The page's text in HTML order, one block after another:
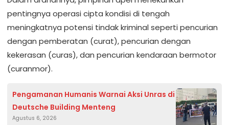
pentingnya operasi cipta kondisi di tengah
meningkatnya potensi tindak kriminal seperti pencurian
dengan pemberatan (curat), pencurian dengan
kekerasan (curas), dan pencurian kendaraan bermotor
(curanmor).
Pengamanan Humanis Warnai Aksi Unras di
Deutsche Building Menteng
Agustus 6, 2026